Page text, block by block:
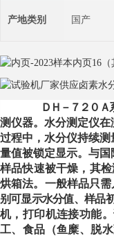
产地类别 国产
ＤＨ－７２０Ａ
测仪器。水分测定仪
过程中，水分仪持续
量值被锁定显示。与
样品快速被干燥，其
烘箱法。一般样品只
别可显示水分值、样品
机，打印机连接功能
工、食品（鱼糜、脱